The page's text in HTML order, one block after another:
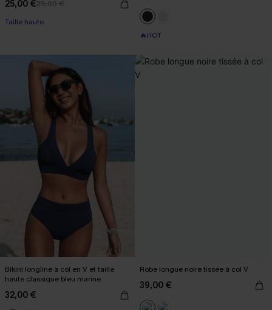
25,00 €29,00 €
Taille haute
🔥HOT
Bikini longline à col en V et taille
haute classique bleu marine
32,00 €
Robe longue noire tissée à col V
39,00 €